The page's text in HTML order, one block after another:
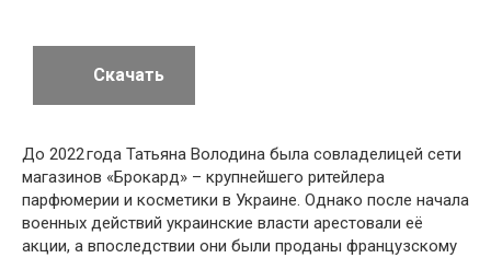
Скачать
До 2022 года Татьяна Володина была совладелицей сети
магазинов «Брокард» – крупнейшего ритейлера
парфюмерии и косметики в Украине. Однако после начала
военных действий украинские власти арестовали её
акции, а впоследствии они были проданы французскому